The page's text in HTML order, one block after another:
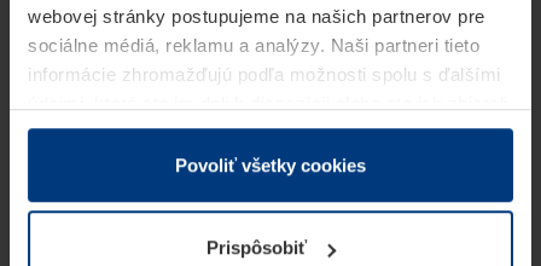
webovej stránky postupujeme na našich partnerov pre
sociálne médiá, reklamu a analýzy. Naši partneri tieto
informácie zhromažďujú podľa možnosti spolu s ďalšími
v rámci Vášho využívania služieb.
Z právneho hľadiska môžeme cookies ukladať na Vašom
prevádzku tejto stránky. Pre všetky ostatné typy cookie
potrebujeme Vaše povolenie. Vaše povolenie môžete
Povoliť všetky cookies
Prispôsobiť